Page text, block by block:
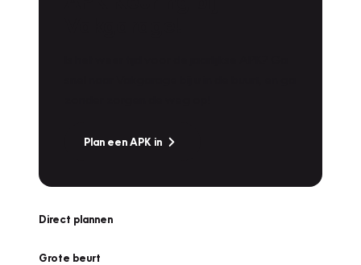
Plan een APK in
Direct plannen
Grote beurt